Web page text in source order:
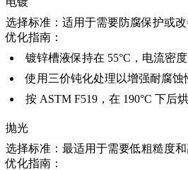
选择标准： 适用于需要防腐保护或
优化指南：
镀锌槽液保持在 55°C，电流密度
使用三价钝化处理以增强耐腐蚀
按 ASTM F519，在 190°C 下后
抛光
选择标准： 最适用于需要低粗糙度
优化指南：